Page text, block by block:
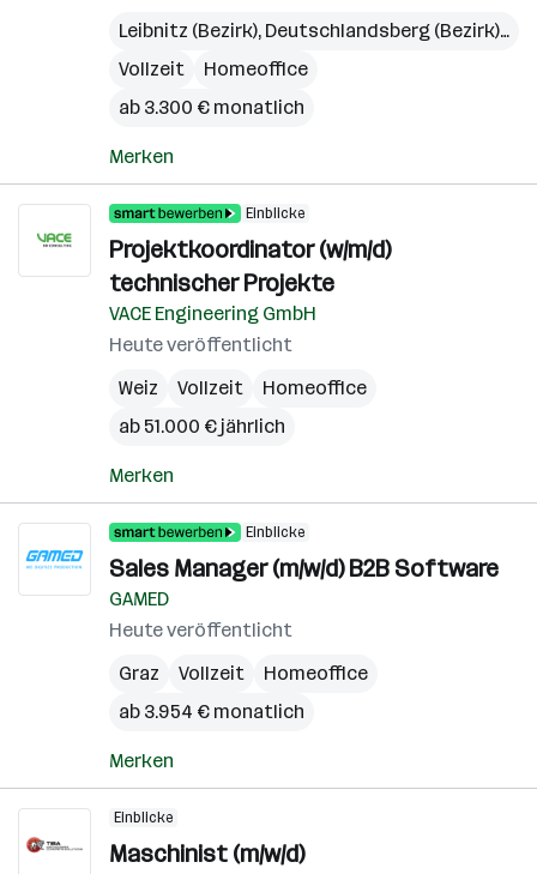
Leibnitz (Bezirk), Deutschlandsberg (Bezirk),
Vollzeit
Homeoffice
ab 3.300 € monatlich
Merken
Einblicke
Projektkoordinator (w/m/d)
technischer Projekte
VACE Engineering GmbH
Heute veröffentlicht
Weiz
Vollzeit
Homeoffice
ab 51.000 € jährlich
Merken
Einblicke
Sales Manager (m/w/d) B2B Software
GAMED
Heute veröffentlicht
Graz
Vollzeit
Homeoffice
ab 3.954 € monatlich
Merken
Einblicke
Maschinist (m/w/d)